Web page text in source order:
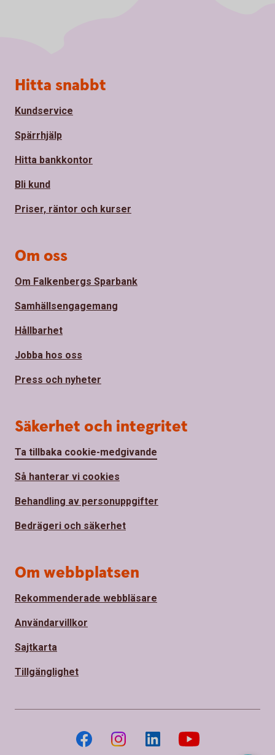
Sidfot
Hitta snabbt
Kundservice
Spärrhjälp
Hitta bankkontor
Bli kund
Priser, räntor och kurser
Om oss
Om Falkenbergs Sparbank
Samhällsengagemang
Hållbarhet
Jobba hos oss
Press och nyheter
Säkerhet och integritet
Ta tillbaka cookie-medgivande
Så hanterar vi cookies
Behandling av personuppgifter
Bedrägeri och säkerhet
Om webbplatsen
Rekommenderade webbläsare
Användarvillkor
Sajtkarta
Tillgänglighet